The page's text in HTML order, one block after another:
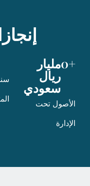
الأصول تحت
الإدارة
+
0
ريال
سعودي